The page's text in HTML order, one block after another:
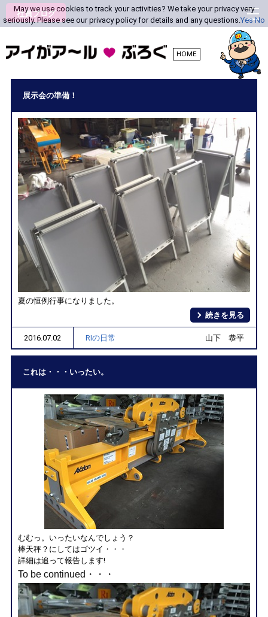
社員ブログ
HOME
展示会の準備！
夏の恒例行事になりました。
続きを見る
2016.07.02 RIの日常 山下 恭平
これは・・・いったい。
むむっ。いったいなんでしょう？
棒天秤？にしてはゴツイ・・・
詳細は追って報告します!
To be continued・・・
May we use cookies to track your activities? We take your privacy very
seriously. Please see our privacy policy for details and any questions.Yes No